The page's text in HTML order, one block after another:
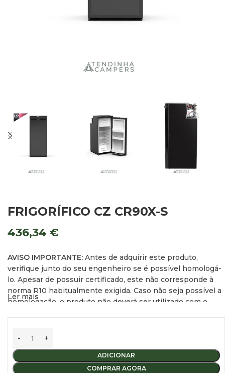
FRIGORÍFICO CZ CR90X-S
436,34 €
AVISO IMPORTANTE: Antes de adquirir este produto,
verifique junto do seu engenheiro se é possível homologá-
lo. Apesar de possuir certificado, este não corresponde à
norma R10 habitualmente exigida. Caso não seja possível a
homologação, o produto não deverá ser utilizado com o
– Compressor LG 12V de alta qualidade:
arrefecimento eficiente para conversões de carrinhas.
Ler mais
ADICIONAR
COMPRAR AGORA